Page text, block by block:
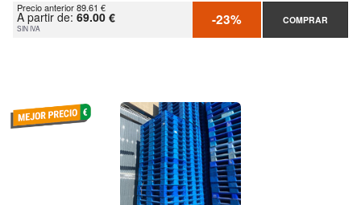
Precio anterior 89.61 €
A partir de: 69.00 €
SIN IVA -23% COMPRAR